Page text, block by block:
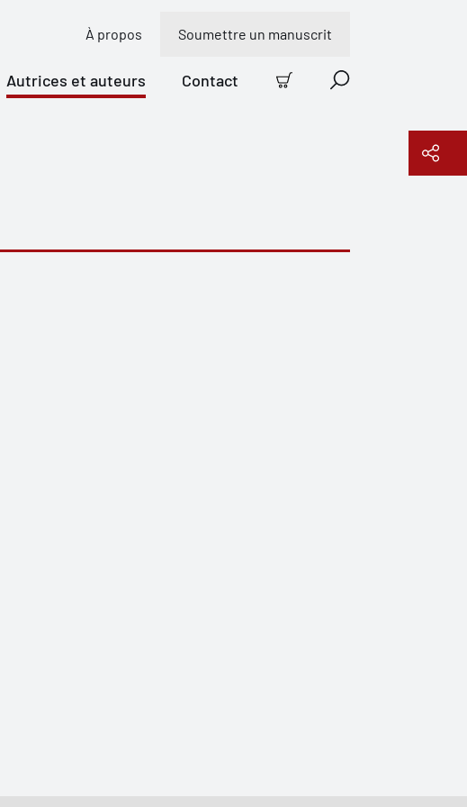
À propos Soumettre un manuscrit
Autrices et auteurs Contact
Panier Recherche